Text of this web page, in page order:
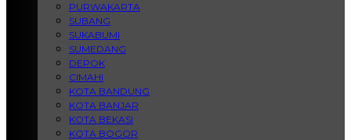
PURWAKARTA
SUBANG
SUKABUMI
SUMEDANG
DEPOK
CIMAHI
KOTA BANDUNG
KOTA BANJAR
KOTA BEKASI
KOTA BOGOR